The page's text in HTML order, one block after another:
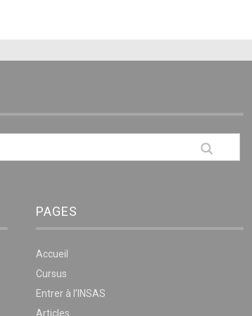
PAGES
Accueil
Cursus
Entrer à l’INSAS
Articles